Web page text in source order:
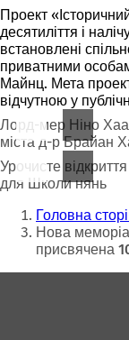
Проект
десятиліття і
встановлені
приватними
Майнц. Мета
відчутною у
Лорд-мер Ніно
міста д-р Брайан
Урочисте
для Школи нянь
Ти
тут:
Головна
Нова
присвячена